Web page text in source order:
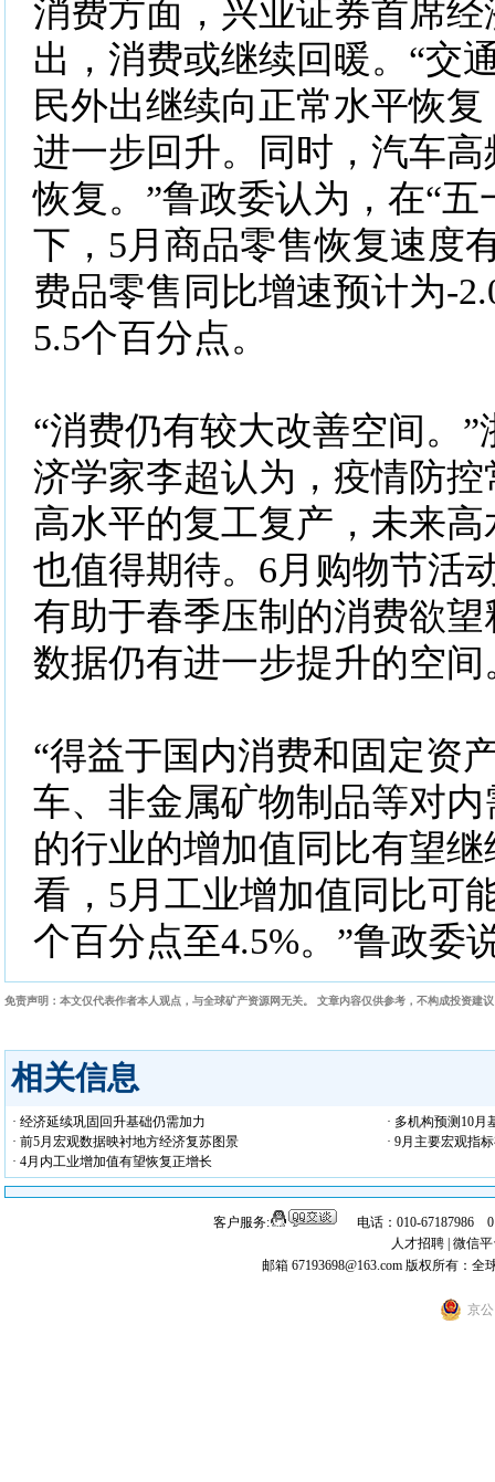
消费方面，兴业证券首席
出，消费或继续回暖。“交
民外出继续向正常水平恢
进一步回升。同时，汽车
恢复。”鲁政委认为，在“五
下，5月商品零售恢复速度
费品零售同比增速预计为-
5.5个百分点。
“消费仍有较大改善空间。
济学家李超认为，疫情防
高水平的复工复产，未来
也值得期待。6月购物节活
有助于春季压制的消费欲
数据仍有进一步提升的空间
“得益于国内消费和固定资
车、非金属矿物制品等对
的行业的增加值同比有望
看，5月工业增加值同比可
个百分点至4.5%。”鲁政委
免责声明：本文仅代表作者本人观点，与全球矿产资源网无关。 文章内容仅供参考，不构成投资建
相关信息
· 经济延续巩固回升基础仍需加力
· 多机构预测10
· 前5月宏观数据映衬地方经济复苏图景
· 9月主要宏观指
· 4月内工业增加值有望恢复正增长
客户服务:
电话：010-67187986
人才招聘 微信
邮箱 67193698@163.com 版权所有：全
京公